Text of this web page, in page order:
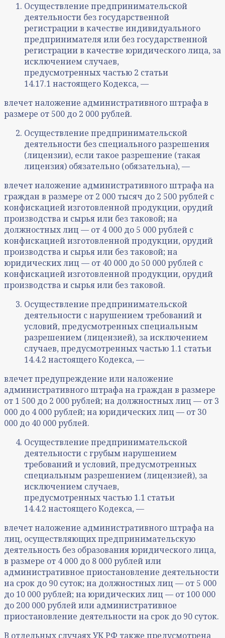
Осуществление предпринимательской
деятельности без государственной
регистрации в качестве индивидуального
предпринимателя или без государственной
регистрации в качестве юридического лица, за
исключением случаев,
предусмотренных частью 2 статьи
14.17.1 настоящего Кодекса, —
влечет наложение административного штрафа в
размере от 500 до 2 000 рублей.
Осуществление предпринимательской
деятельности без специального разрешения
(лицензии), если такое разрешение (такая
лицензия) обязательно (обязательна), —
влечет наложение административного штрафа на
граждан в размере от 2 000 тысяч до 2 500 рублей с
конфискацией изготовленной продукции, орудий
производства и сырья или без таковой; на
должностных лиц — от 4 000 до 5 000 рублей с
конфискацией изготовленной продукции, орудий
производства и сырья или без таковой; на
юридических лиц — от 40 000 до 50 000 рублей с
конфискацией изготовленной продукции, орудий
производства и сырья или без таковой.
Осуществление предпринимательской
деятельности с нарушением требований и
условий, предусмотренных специальным
разрешением (лицензией), за исключением
случаев, предусмотренных частью 1.1 статьи
14.4.2 настоящего Кодекса, —
влечет предупреждение или наложение
административного штрафа на граждан в размере
от 1 500 до 2 000 рублей; на должностных лиц — от 3
000 до 4 000 рублей; на юридических лиц — от 30
000 до 40 000 рублей.
Осуществление предпринимательской
деятельности с грубым нарушением
требований и условий, предусмотренных
специальным разрешением (лицензией), за
исключением случаев,
предусмотренных частью 1.1 статьи
14.4.2 настоящего Кодекса, —
влечет наложение административного штрафа на
лиц, осуществляющих предпринимательскую
деятельность без образования юридического лица,
в размере от 4 000 до 8 000 рублей или
административное приостановление деятельности
на срок до 90 суток; на должностных лиц — от 5 000
до 10 000 рублей; на юридических лиц — от 100 000
до 200 000 рублей или административное
приостановление деятельности на срок до 90 суток.
В отдельных случаях УК РФ также предусмотрена